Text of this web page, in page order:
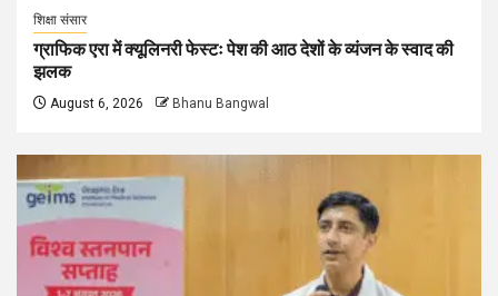
शिक्षा संसार
ग्राफिक एरा में क्यूलिनरी फेस्टः पेश की आठ देशों के व्यंजन के स्वाद की
झलक
August 6, 2026 Bhanu Bangwal